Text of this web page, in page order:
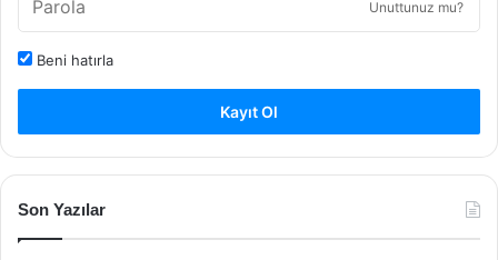
Unuttunuz mu?
Beni hatırla
Kayıt Ol
Son Yazılar